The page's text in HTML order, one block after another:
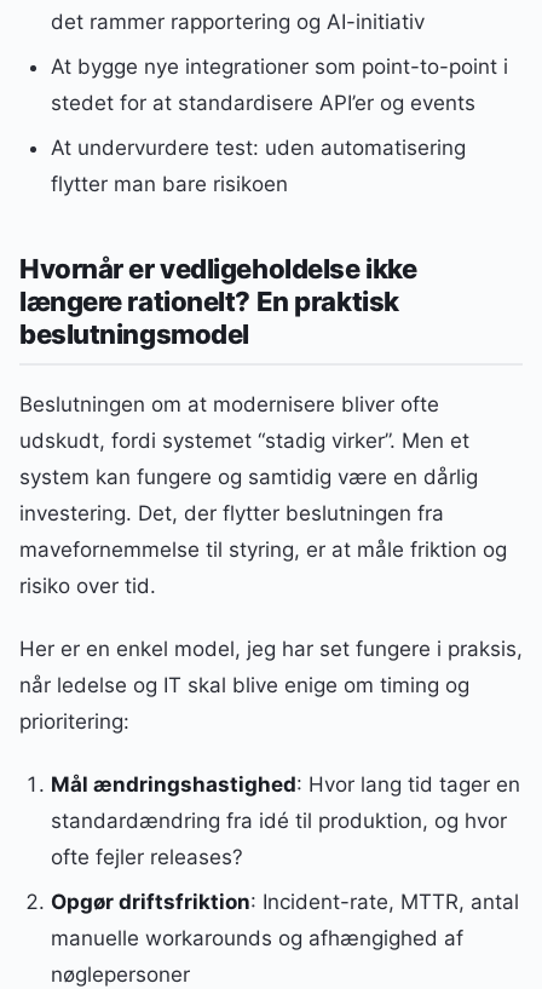
det rammer rapportering og AI-initiativ
At bygge nye integrationer som point-to-point i
stedet for at standardisere API’er og events
At undervurdere test: uden automatisering
flytter man bare risikoen
Hvornår er vedligeholdelse ikke
længere rationelt? En praktisk
beslutningsmodel
Beslutningen om at modernisere bliver ofte
udskudt, fordi systemet “stadig virker”. Men et
system kan fungere og samtidig være en dårlig
investering. Det, der flytter beslutningen fra
mavefornemmelse til styring, er at måle friktion og
risiko over tid.
Her er en enkel model, jeg har set fungere i praksis,
når ledelse og IT skal blive enige om timing og
prioritering:
Mål ændringshastighed: Hvor lang tid tager en
standardændring fra idé til produktion, og hvor
ofte fejler releases?
Opgør driftsfriktion: Incident-rate, MTTR, antal
manuelle workarounds og afhængighed af
nøglepersoner